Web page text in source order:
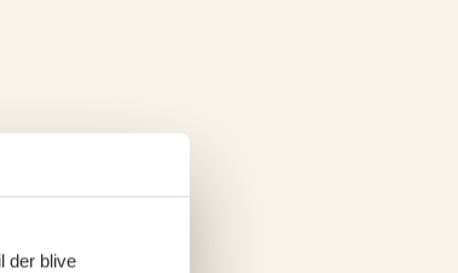
der blive